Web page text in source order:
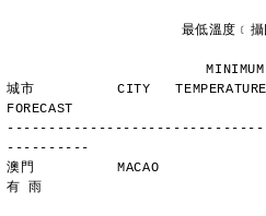
城市          CITY
FORECAST
----------
澳門          MACAO
有 雨